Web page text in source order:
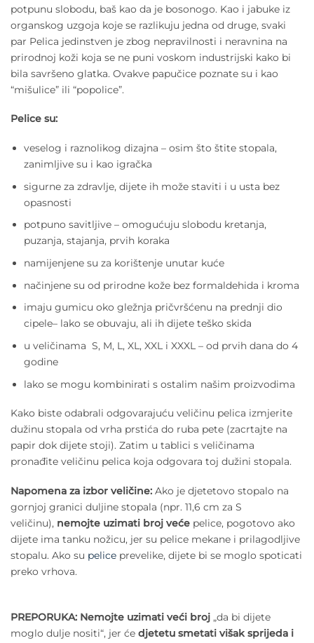
potpunu slobodu, baš kao da je bosonogo. Kao i jabuke iz
organskog uzgoja koje se razlikuju jedna od druge, svaki
par Pelica jedinstven je zbog nepravilnosti i neravnina na
prirodnoj koži koja se ne puni voskom industrijski kako bi
bila savršeno glatka. Ovakve papučice poznate su i kao
“mišulice” ili “popolice”.
Pelice su:
veselog i raznolikog dizajna – osim što štite stopala,
zanimljive su i kao igračka
sigurne za zdravlje, dijete ih može staviti i u usta bez
opasnosti
potpuno savitljive – omogućuju slobodu kretanja,
puzanja, stajanja, prvih koraka
namijenjene su za korištenje unutar kuće
načinjene su od prirodne kože bez formaldehida i kroma
imaju gumicu oko gležnja pričvršćenu na prednji dio
cipele– lako se obuvaju, ali ih dijete teško skida
u veličinama S, M, L, XL, XXL i XXXL – od prvih dana do 4
godine
lako se mogu kombinirati s ostalim našim proizvodima
Kako biste odabrali odgovarajuću veličinu pelica izmjerite
dužinu stopala od vrha prstića do ruba pete (zacrtajte na
papir dok dijete stoji). Zatim u tablici s veličinama
pronađite veličinu pelica koja odgovara toj dužini stopala.
Napomena za izbor veličine: Ako je djetetovo stopalo na
gornjoj granici duljine stopala (npr. 11,6 cm za S
veličinu), nemojte uzimati broj veće pelice, pogotovo ako
dijete ima tanku nožicu, jer su pelice mekane i prilagodljive
stopalu. Ako su pelice prevelike, dijete bi se moglo spoticati
preko vrhova.
PREPORUKA: Nemojte uzimati veći broj „da bi dijete
moglo dulje nositi“, jer će djetetu smetati višak sprijeda i